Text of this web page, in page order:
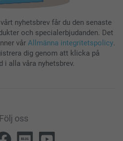
nyhetsbrev får du den senaste
och specialerbjudanden. Det
vår Allmänna integritetspolicy.
dig genom att klicka på
i alla våra nyhetsbrev.
Följ oss